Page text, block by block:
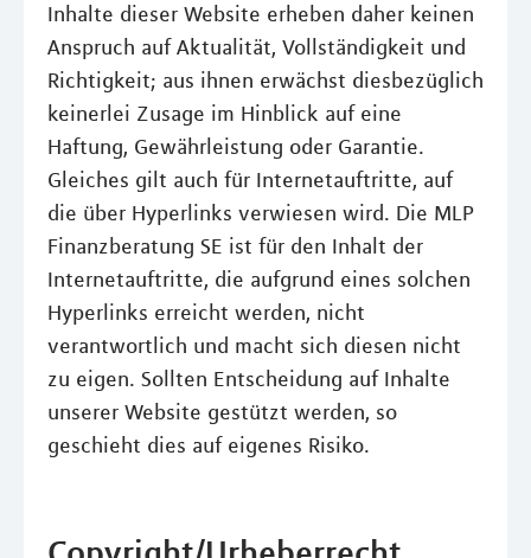
Inhalte dieser Website erheben daher keinen
Anspruch auf Aktualität, Vollständigkeit und
Richtigkeit; aus ihnen erwächst diesbezüglich
keinerlei Zusage im Hinblick auf eine
Haftung, Gewährleistung oder Garantie.
Gleiches gilt auch für Internetauftritte, auf
die über Hyperlinks verwiesen wird. Die MLP
Finanzberatung SE ist für den Inhalt der
Internetauftritte, die aufgrund eines solchen
Hyperlinks erreicht werden, nicht
verantwortlich und macht sich diesen nicht
zu eigen. Sollten Entscheidung auf Inhalte
unserer Website gestützt werden, so
geschieht dies auf eigenes Risiko.